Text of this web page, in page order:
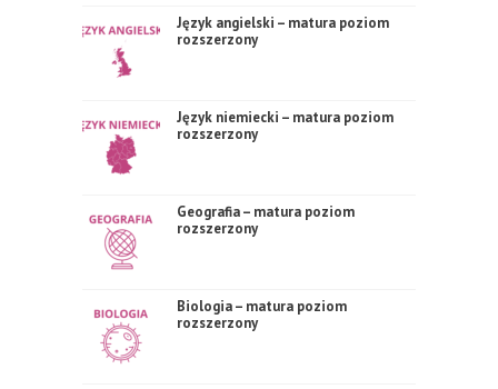
Język angielski – matura poziom
rozszerzony
Język niemiecki – matura poziom
rozszerzony
Geografia – matura poziom
rozszerzony
Biologia – matura poziom
rozszerzony